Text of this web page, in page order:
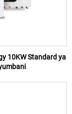
10KW Standard ya